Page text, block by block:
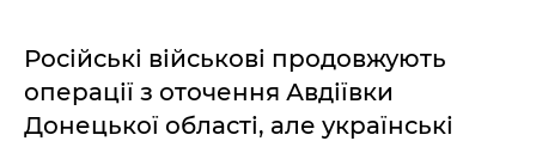
Російські військові продовжують
операції з оточення Авдіївки
Донецької області, але українські